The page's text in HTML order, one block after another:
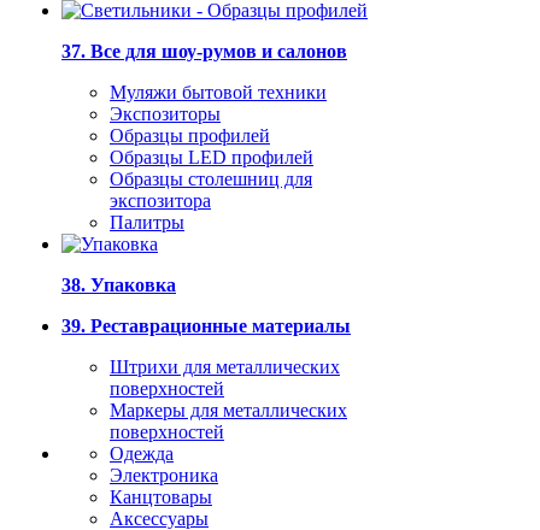
37. Все для шоу-румов и салонов
Муляжи бытовой техники
Экспозиторы
Образцы профилей
Образцы LED профилей
Образцы столешниц для
экспозитора
Палитры
38. Упаковка
39. Реставрационные материалы
Штрихи для металлических
поверхностей
Маркеры для металлических
поверхностей
Одежда
Электроника
Канцтовары
Аксессуары